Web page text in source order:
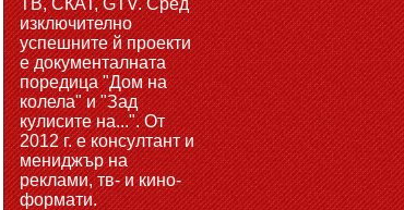
ТВ, СКАТ, GTV. Сред
изключително
успешните й проекти
е документалната
поредица "Дом на
колела" и "Зад
кулисите на...". От
2012 г. е консултант и
мениджър на
реклами, тв- и кино-
формати.